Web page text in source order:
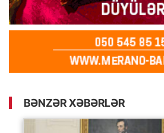
BƏNZƏR XƏBƏRLƏR